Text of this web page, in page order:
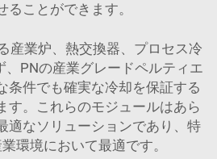
ることができます。
産業炉、熱交換器、プロセス冷
、PNの産業グレードペルティエ
条件でも確実な冷却を保証する
す。これらのモジュールはあら
適なソリューションであり、特
環境において最適です。